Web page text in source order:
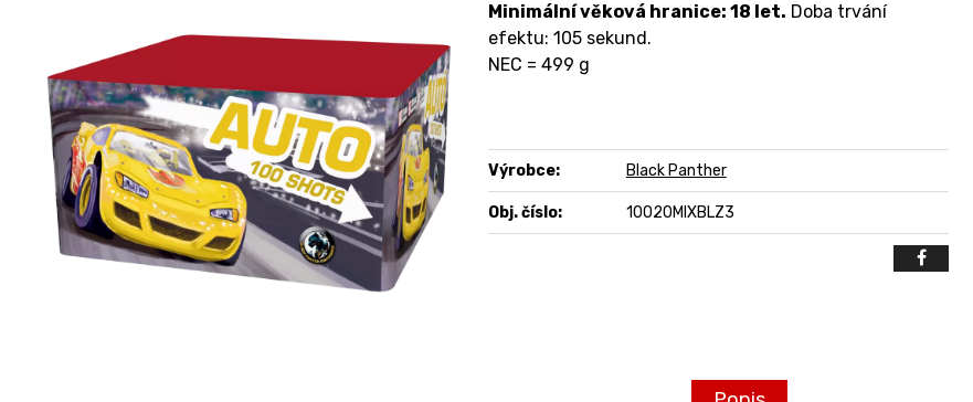
Minimální věková hranice: 18 let. Doba trvání
efektu: 105 sekund.
NEC = 499 g
Výrobce: Black Panther
Obj. číslo: 10020MIXBLZ3